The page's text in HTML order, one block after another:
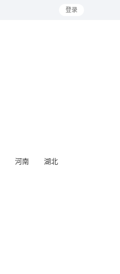
登录
河南
湖北